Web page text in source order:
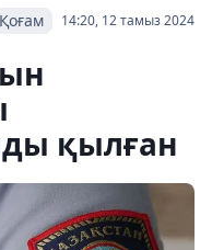
14:20, 12 тамыз 2024
Қоғам
қылған